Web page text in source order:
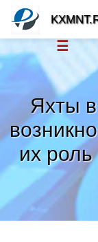
Яхты в
их роль
☰
Новости
Тренды
Рубрики»
Правила »